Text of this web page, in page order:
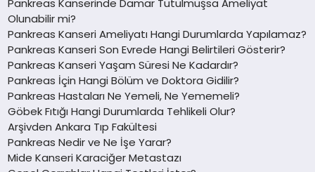
Pankreas Kanserinde Damar Tutulmuşsa Ameliyat
Olunabilir mi?
Pankreas Kanseri Ameliyatı Hangi Durumlarda Yapılamaz?
Pankreas Kanseri Son Evrede Hangi Belirtileri Gösterir?
Pankreas Kanseri Yaşam Süresi Ne Kadardır?
Pankreas İçin Hangi Bölüm ve Doktora Gidilir?
Pankreas Hastaları Ne Yemeli, Ne Yememeli?
Göbek Fıtığı Hangi Durumlarda Tehlikeli Olur?
Arşivden Ankara Tıp Fakültesi
Pankreas Nedir ve Ne İşe Yarar?
Mide Kanseri Karaciğer Metastazı